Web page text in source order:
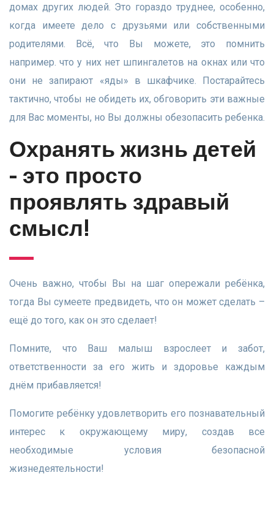
домах других людей. Это гораздо труднее, особенно,
когда имеете дело с друзьями или собственными
родителями. Всё, что Вы можете, это помнить
например. что у них нет шпингалетов на окнах или что
они не запирают «яды» в шкафчике. Постарайтесь
тактично, чтобы не обидеть их, обговорить эти важные
для Вас моменты, но Вы должны обезопасить ребенка.
Охранять жизнь детей
- это просто
проявлять здравый
смысл!
Очень важно, чтобы Вы на шаг опережали ребёнка,
тогда Вы сумеете предвидеть, что он может сделать –
ещё до того, как он это сделает!
Помните, что Ваш малыш взрослеет и забот,
ответственности за его жить и здоровье каждым
днём прибавляется!
Помогите ребёнку удовлетворить его познавательный
интерес к окружающему миру, создав все
необходимые условия безопасной
жизнедеятельности!